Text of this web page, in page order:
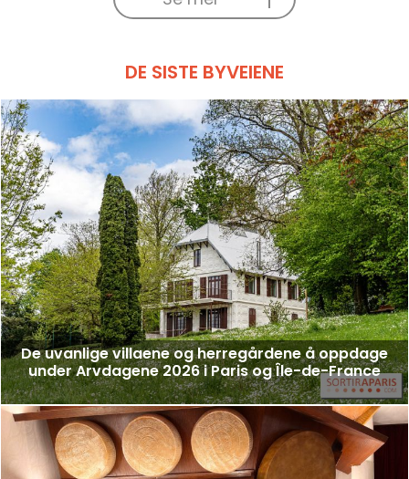
DE SISTE BYVEIENE
De uvanlige villaene og herregårdene å oppdage
under Arvdagene 2026 i Paris og Île-de-France